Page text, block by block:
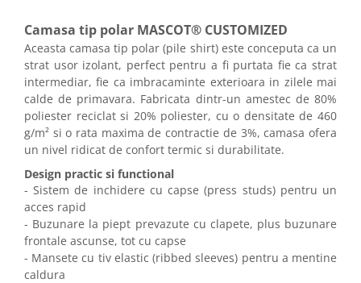
Camasa tip polar MASCOT® CUSTOMIZED
Aceasta camasa tip polar (pile shirt) este conceputa ca un
strat usor izolant, perfect pentru a fi purtata fie ca strat
intermediar, fie ca imbracaminte exterioara in zilele mai
calde de primavara. Fabricata dintr-un amestec de 80%
poliester reciclat si 20% poliester, cu o densitate de 460
g/m² si o rata maxima de contractie de 3%, camasa ofera
un nivel ridicat de confort termic si durabilitate.
Design practic si functional
- Sistem de inchidere cu capse (press studs) pentru un
acces rapid
- Buzunare la piept prevazute cu clapete, plus buzunare
frontale ascunse, tot cu capse
- Mansete cu tiv elastic (ribbed sleeves) pentru a mentine
caldura